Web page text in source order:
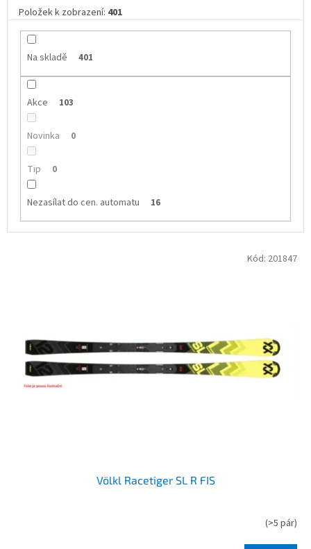
Na skladě 401
Akce 103
Novinka 0
Tip 0
Nezasílat do cen. automatu 16
Položek k zobrazení: 401
Völkl Racetiger SL R FIS
(>5 pár)
Kód: 201847